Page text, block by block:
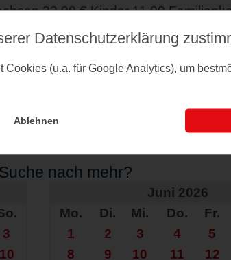
22,00 € Kinder 11,00
nach mehr?
3
10
Juni 2026
Mo.
Di. Mi. Do. Fr.
1
2 3 4 5
8
9 10 11 12
Datenschutz­erklärung
Cookies (u.a. für Google Analytics), um
Ablehnen